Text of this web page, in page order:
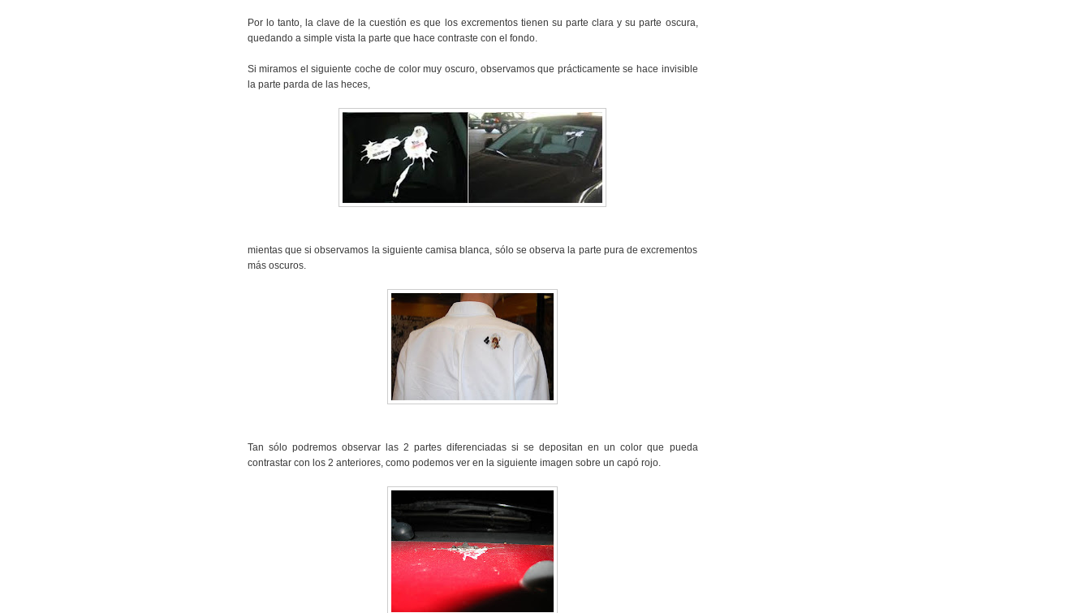
Por lo tanto, la clave de la cuestión es que los excrementos tienen su parte clara y su parte oscura,
quedando a simple vista la parte que hace contraste con el fondo.
Si miramos el siguiente coche de color muy oscuro, observamos que prácticamente se hace invisible
la parte parda de las heces,
mientas que si observamos la siguiente camisa blanca, sólo se observa la parte pura de excrementos
más oscuros.
Tan sólo podremos observar las 2 partes diferenciadas si se depositan en un color que pueda
contrastar con los 2 anteriores, como podemos ver en la siguiente imagen sobre un capó rojo.